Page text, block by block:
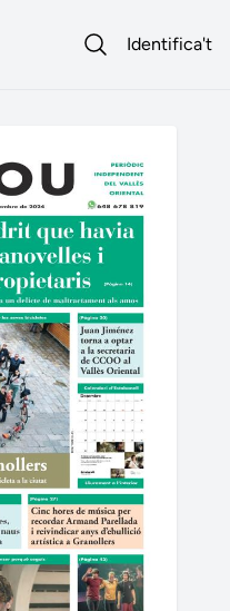
Identifica't